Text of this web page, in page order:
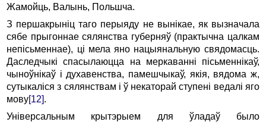
Жамойць, Валынь, Польшча.
З першакрыніц таго перыяду не вынікае, як вызначала
сябе прыгоннае сялянства губерняў (практычна цалкам
непісьменнае), ці мела яно нацыянальную свядомасць.
Даследчыкі спасылаюцца на меркаванні пісьменнікаў,
чыноўнікаў і духавенства, памешчыкаў, якія, вядома ж,
сутыкаліся з сялянствам і ў некаторай ступені ведалі яго
мову[12].
Універсальным крытэрыем для ўладаў было